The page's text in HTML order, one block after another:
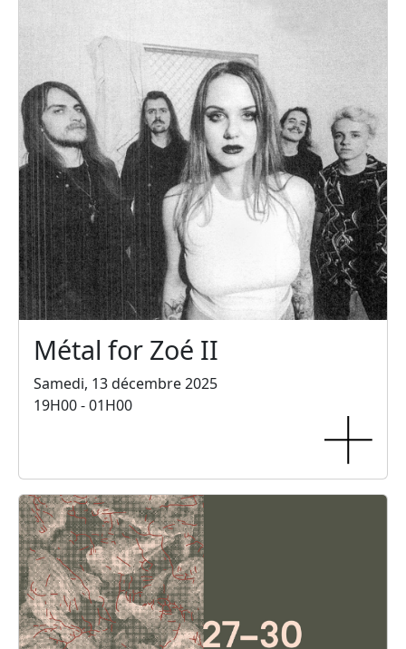
Métal for Zoé II
Samedi, 13 décembre 2025
19H00 - 01H00